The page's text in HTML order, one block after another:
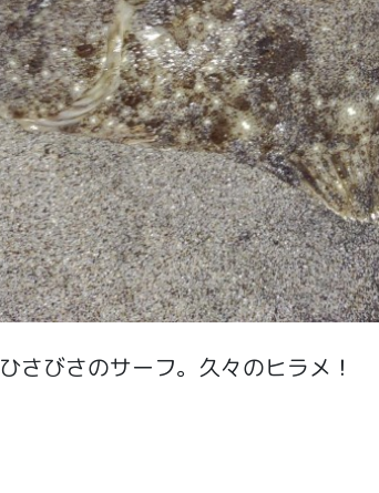
ひさびさのサーフ。久々のヒラメ！